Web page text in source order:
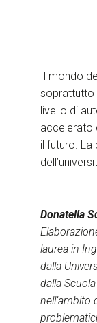
Il mondo
soprattutto
livello di
accelerato
il futuro.
Donatella
laurea in
dalla
dalla
nell’ambito